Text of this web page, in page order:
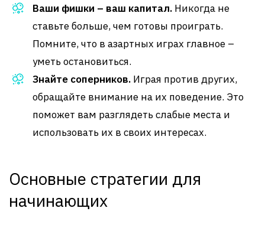
Ваши фишки – ваш капитал. Никогда не
ставьте больше, чем готовы проиграть.
Помните, что в азартных играх главное –
уметь остановиться.
Знайте соперников. Играя против других,
обращайте внимание на их поведение. Это
поможет вам разглядеть слабые места и
использовать их в своих интересах.
Основные стратегии для
начинающих